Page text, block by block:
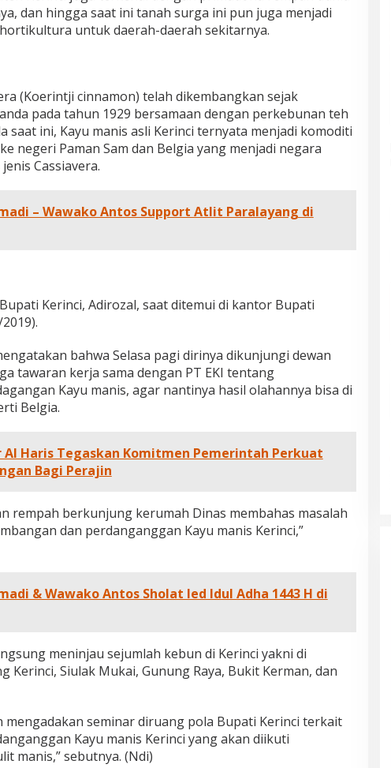
dan hingga saat ini tanah surga ini pun juga menjadi
untuk daerah-daerah sekitarnya.
(Koerintji cinnamon) telah dikembangkan sejak
pada tahun 1929 bersamaan dengan perkebunan teh
saat ini, Kayu manis asli Kerinci ternyata menjadi komoditi
negeri Paman Sam dan Belgia yang menjadi negara
Cassiavera.
– Wawako Antos Support Atlit Paralayang di
Kerinci, Adirozal, saat ditemui di kantor Bupati
bahwa Selasa pagi dirinya dikunjungi dewan
tawaran kerja sama dengan PT EKI tentang
Kayu manis, agar nantinya hasil olahannya bisa di
Belgia.
Al Haris Tegaskan Komitmen Pemerintah Perkuat
Bagi Perajin
rempah berkunjung kerumah Dinas membahas masalah
dan perdanganggan Kayu manis Kerinci,”
& Wawako Antos Sholat Ied Idul Adha 1443 H di
meninjau sejumlah kebun di Kerinci yakni di
Kerinci, Siulak Mukai, Gunung Raya, Bukit Kerman, dan
mengadakan seminar diruang pola Bupati Kerinci terkait
Kayu manis Kerinci yang akan diikuti
manis,” sebutnya. (Ndi)